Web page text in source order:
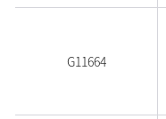
G11664